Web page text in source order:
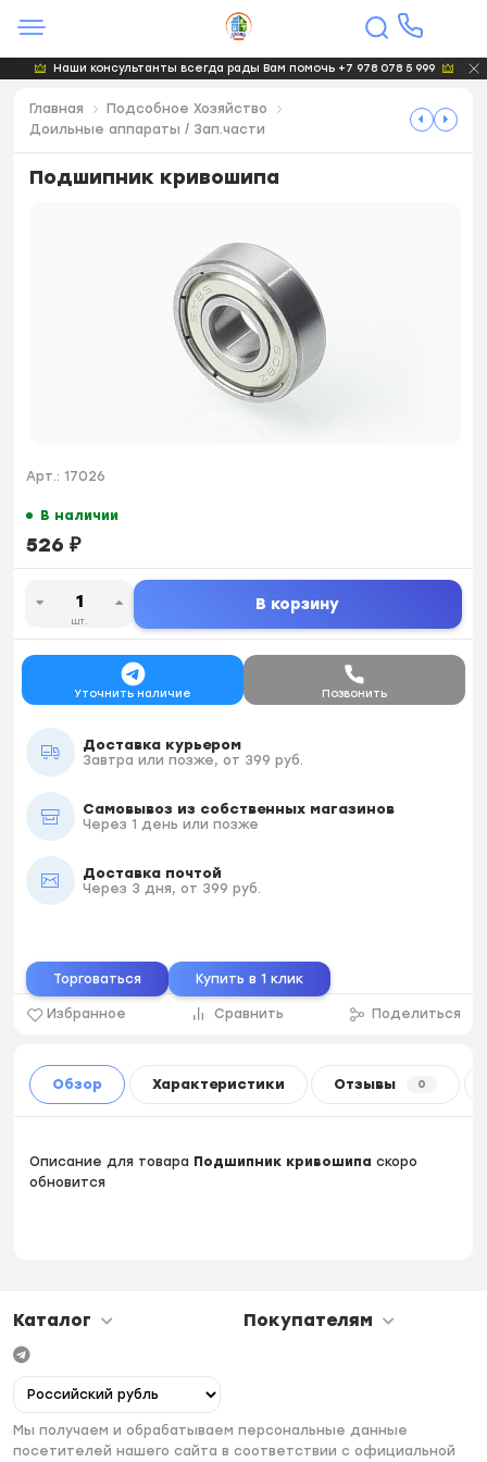
Наши консультанты всегда рады Вам помочь +7 978 078 5 999
Главная
Подсобное Хозяйство
Доильные аппараты / Зап.части
Подшипник кривошипа
Арт.: 17026
В наличии
526 ₽
шт.
В корзину
Уточнить наличие Позвонить
Доставка курьером
Завтра или позже, от 399 руб.
Самовывоз из собственных магазинов
Через 1 день или позже
Доставка почтой
Через 3 дня, от 399 руб.
Избранное Сравнить Поделиться
Торговаться Купить в 1 клик
Обзор Характеристики Отзывы 0
Описание для товара Подшипник кривошипа скоро
обновится
Каталог Покупателям
Мы получаем и обрабатываем персональные данные
посетителей нашего сайта в соответствии с официальной